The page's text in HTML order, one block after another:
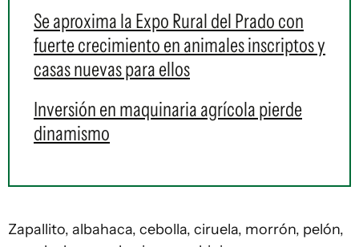
Se aproxima la Expo Rural del Prado con
fuerte crecimiento en animales inscriptos y
casas nuevas para ellos
Inversión en maquinaria agrícola pierde
dinamismo
Zapallito, albahaca, cebolla, ciruela, morrón, pelón,